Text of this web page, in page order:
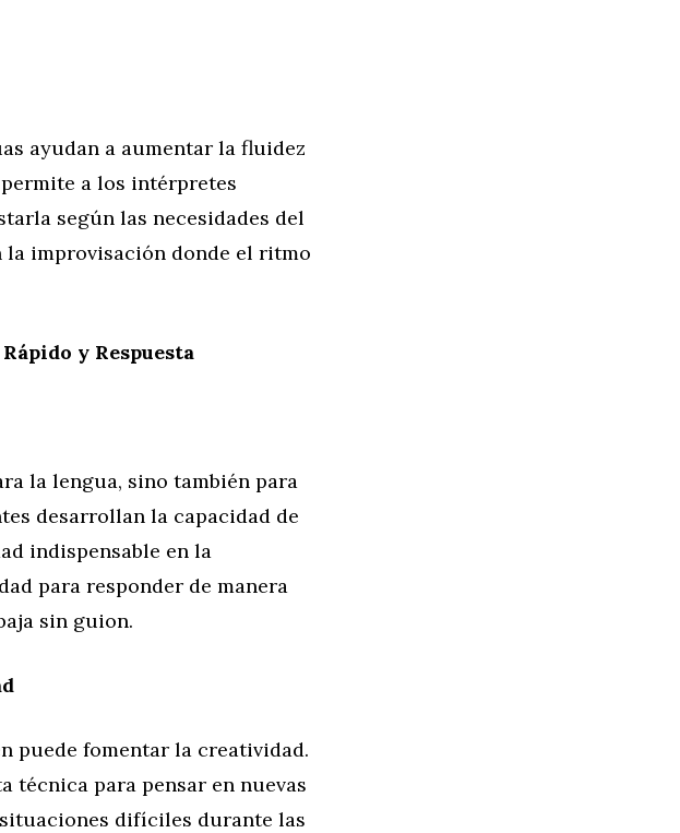
ayudan a aumentar la fluidez
a los intérpretes
según las necesidades del
la improvisación donde el ritmo
y Respuesta
la lengua, sino también para
desarrollan la capacidad de
indispensable en la
para responder de manera
sin guion.
puede fomentar la creatividad.
técnica para pensar en nuevas
difíciles durante las